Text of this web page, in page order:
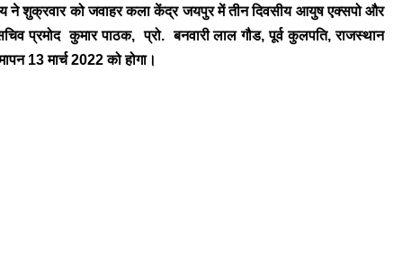
ने शुक्रवार को जवाहर कला केंद्र जयपुर में तीन दिवसीय आयुष एक्सपो और
प्रमोद कुमार पाठक, प्रो. बनवारी लाल गौड, पूर्व कुलपति, राजस्थान
13 मार्च 2022 को होगा।